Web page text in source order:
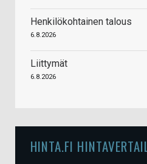
Henkilökohtainen talous
6.8.2026
Liittymät
6.8.2026
HINTA.FI